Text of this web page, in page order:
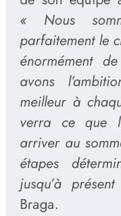
« Nous
parfaitement le
énormément
avons
meilleur à
verra ce que
arriver au
étapes
jusqu’à
Braga.